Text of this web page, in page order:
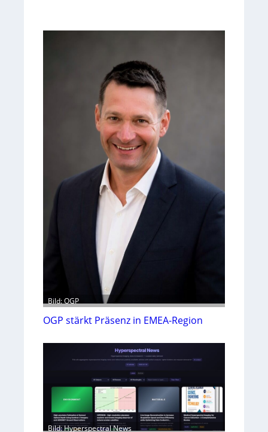
Bild: OGP
OGP stärkt Präsenz in EMEA-Region
Bild: Hyperspectral News